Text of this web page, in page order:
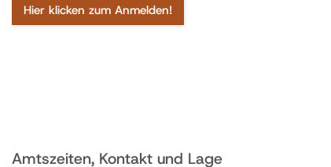
Hier klicken zum Anmelden!
Amtszeiten, Kontakt und Lage